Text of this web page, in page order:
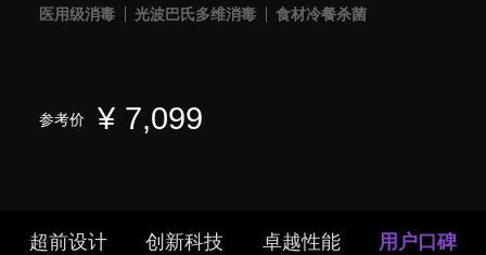
医用级消毒 光波巴氏多维消毒 食材冷餐杀菌
参考价 ¥ 7,099
超前设计 创新科技 卓越性能 用户口碑